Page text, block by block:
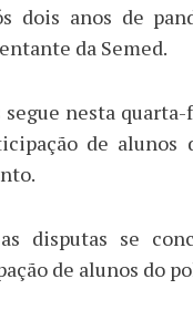
dois anos de
da Semed.
nesta
de alunos
disputas se
de alunos do